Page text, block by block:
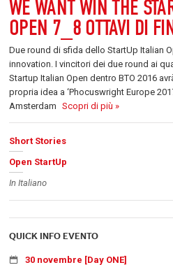
WE WANT WIN THE
OPEN 7_8 OTTAVI DI
Due round di sfida dello StartUp Italian
innovation. I vincitori dei due round ai
Startup Italian Open dentro BTO 2016
propria idea a ‘Phocuswright Europe
Amsterdam Scopri di più »
Short Stories
Open StartUp
In Italiano
QUICK INFO EVENTO
30 novembre [Day ONE]